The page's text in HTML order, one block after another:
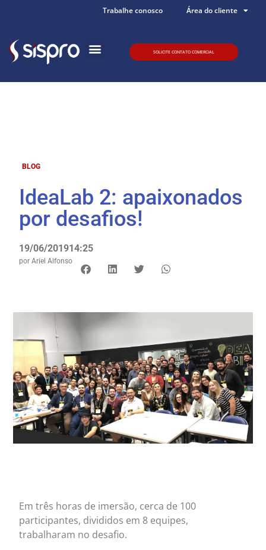
Trabalhe conosco Área do cliente
SOLICITE CONTATO COMERCIAL
BLOG
IdeaLab 2: apaixonados
por desafios!
19/06/201914:25
por Ariel Alfonso
Em três horas de imersão, cerca de 100
participantes, divididos em 8 equipes,
trabalharam no desafio.